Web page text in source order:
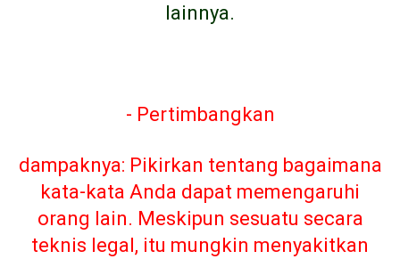
lainnya.
- Pertimbangkan
dampaknya: Pikirkan tentang bagaimana
kata-kata Anda dapat memengaruhi
orang lain. Meskipun sesuatu secara
teknis legal, itu mungkin menyakitkan